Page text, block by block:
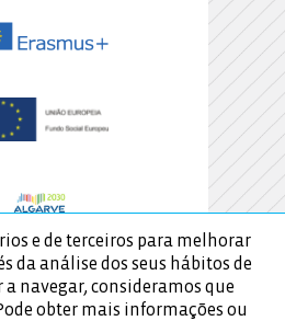
e de terceiros para melhorar
da análise dos seus hábitos de
navegar, consideramos que
obter mais informações ou